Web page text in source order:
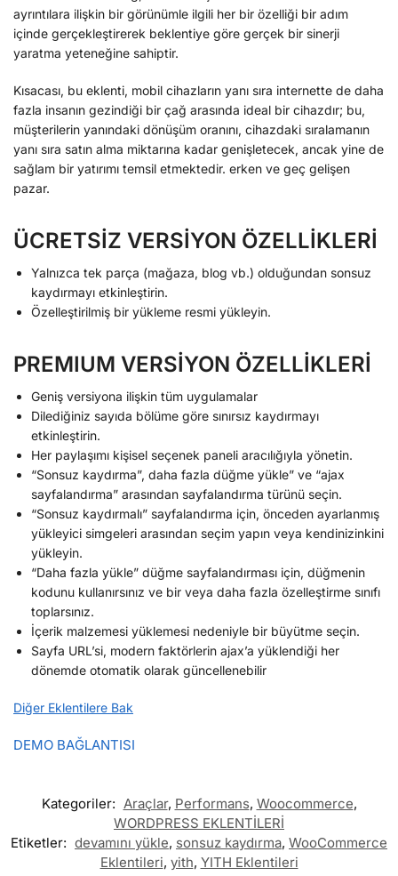
ayrıntılara ilişkin bir görünümle ilgili her bir özelliği bir adım
içinde gerçekleştirerek beklentiye göre gerçek bir sinerji
yaratma yeteneğine sahiptir.
Kısacası, bu eklenti, mobil cihazların yanı sıra internette de daha
fazla insanın gezindiği bir çağ arasında ideal bir cihazdır; bu,
müşterilerin yanındaki dönüşüm oranını, cihazdaki sıralamanın
yanı sıra satın alma miktarına kadar genişletecek, ancak yine de
sağlam bir yatırımı temsil etmektedir. erken ve geç gelişen
pazar.
ÜCRETSİZ VERSİYON ÖZELLİKLERİ
Yalnızca tek parça (mağaza, blog vb.) olduğundan sonsuz
kaydırmayı etkinleştirin.
Özelleştirilmiş bir yükleme resmi yükleyin.
PREMIUM VERSİYON ÖZELLİKLERİ
Geniş versiyona ilişkin tüm uygulamalar
Dilediğiniz sayıda bölüme göre sınırsız kaydırmayı
etkinleştirin.
Her paylaşımı kişisel seçenek paneli aracılığıyla yönetin.
“Sonsuz kaydırma”, daha fazla düğme yükle” ve “ajax
sayfalandırma” arasından sayfalandırma türünü seçin.
“Sonsuz kaydırmalı” sayfalandırma için, önceden ayarlanmış
yükleyici simgeleri arasından seçim yapın veya kendinizinkini
yükleyin.
“Daha fazla yükle” düğme sayfalandırması için, düğmenin
kodunu kullanırsınız ve bir veya daha fazla özelleştirme sınıfı
toplarsınız.
İçerik malzemesi yüklemesi nedeniyle bir büyütme seçin.
Sayfa URL’si, modern faktörlerin ajax’a yüklendiği her
dönemde otomatik olarak güncellenebilir
Diğer Eklentilere Bak
DEMO BAĞLANTISI
Kategoriler: Araçlar, Performans, Woocommerce,
WORDPRESS EKLENTİLERİ
Etiketler: devamını yükle, sonsuz kaydırma, WooCommerce
Eklentileri, yith, YITH Eklentileri